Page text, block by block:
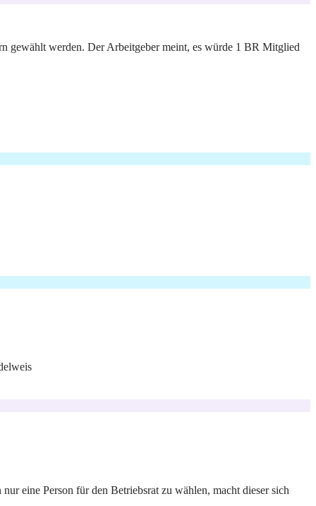
gewählt werden. Der Arbeitgeber meint, es würde 1 BR Mitglied
eine Person für den Betriebsrat zu wählen, macht dieser sich